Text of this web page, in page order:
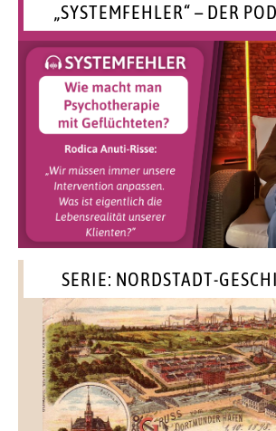
„SYSTEMFEHLER“ – DER
SERIE: NORDSTADT-